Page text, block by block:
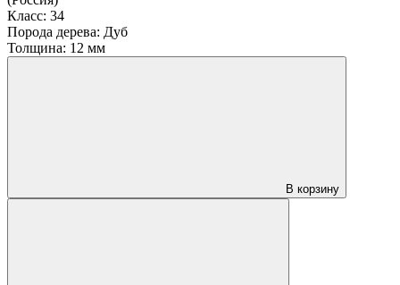
Класс: 34
Порода дерева: Дуб
Толщина: 12 мм
В корзину